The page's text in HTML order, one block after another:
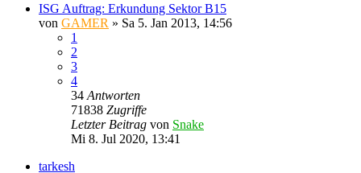
ISG Auftrag: Erkundung Sektor B15
von GAMER » Sa 5. Jan 2013, 14:56
1
2
3
4
34 Antworten
71838 Zugriffe
Letzter Beitrag von Snake
Mi 8. Jul 2020, 13:41
tarkesh